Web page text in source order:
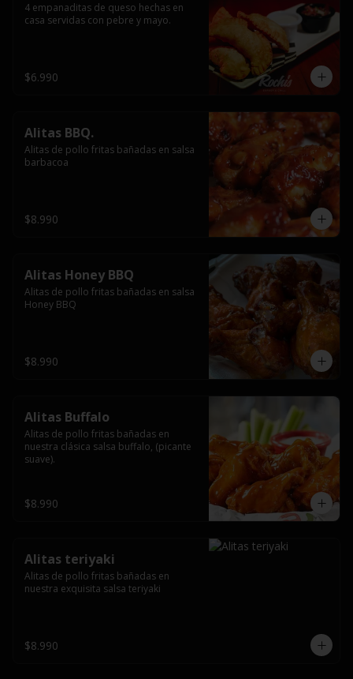
4 empanaditas de queso hechas en
casa servidas con pebre y mayo.
$6.990
Alitas BBQ.
Alitas de pollo fritas bañadas en salsa
barbacoa
$8.990
Alitas Honey BBQ
Alitas de pollo fritas bañadas en salsa
Honey BBQ
$8.990
Alitas Buffalo
Alitas de pollo fritas bañadas en
nuestra clásica salsa buffalo, (picante
suave).
$8.990
Alitas teriyaki
Alitas de pollo fritas bañadas en
nuestra exquisita salsa teriyaki
$8.990